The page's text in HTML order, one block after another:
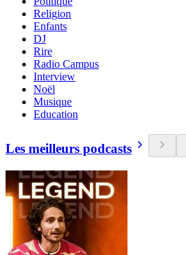
Religion
Enfants
DJ
Rire
Radio Campus
Interview
Noël
Musique
Education
Les meilleurs podcasts